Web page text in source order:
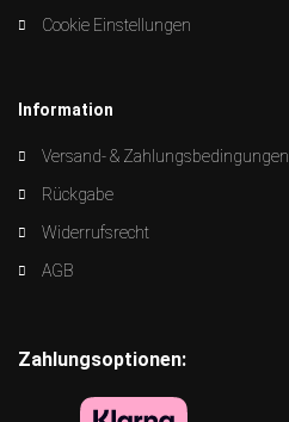
Cookie Einstellungen
Information
Versand- & Zahlungsbedingungen
Rückgabe
Widerrufsrecht
AGB
Zahlungsoptionen: